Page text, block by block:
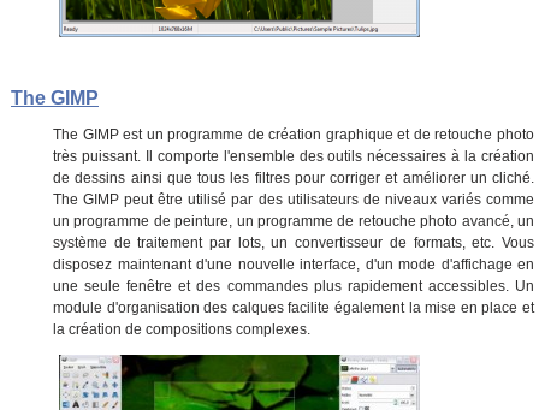
The GIMP
The GIMP est un programme de création graphique et de retouche photo
très puissant. Il comporte l'ensemble des outils nécessaires à la création
de dessins ainsi que tous les filtres pour corriger et améliorer un cliché.
The GIMP peut être utilisé par des utilisateurs de niveaux variés comme
un programme de peinture, un programme de retouche photo avancé, un
système de traitement par lots, un convertisseur de formats, etc. Vous
disposez maintenant d'une nouvelle interface, d'un mode d'affichage en
une seule fenêtre et des commandes plus rapidement accessibles. Un
module d'organisation des calques facilite également la mise en place et
la création de compositions complexes.